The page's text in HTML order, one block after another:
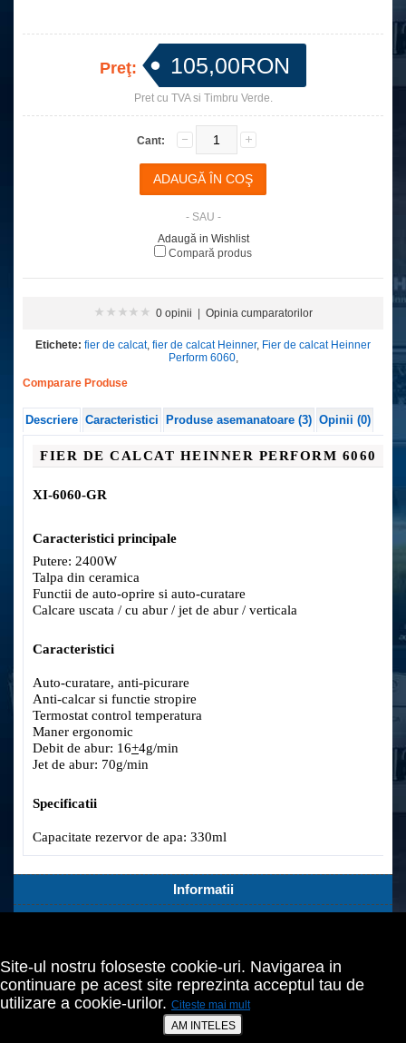
Preţ: 105,00RON
Pret cu TVA si Timbru Verde.
Cant:
- SAU -
Adaugă in Wishlist
Compară produs
0 opinii Opinia cumparatorilor
Etichete: fier de calcat, fier de calcat Heinner, Fier de calcat Heinner
Perform 6060,
Comparare Produse
Descriere Caracteristici Produse asemanatoare (3) Opinii (0)
FIER DE CALCAT HEINNER PERFORM 6060
XI-6060-GR
Caracteristici principale
Putere: 2400W
Talpa din ceramica
Functii de auto-oprire si auto-curatare
Calcare uscata / cu abur / jet de abur / verticala
Caracteristici
Auto-curatare, anti-picurare
Anti-calcar si functie stropire
Termostat control temperatura
Maner ergonomic
Debit de abur: 16+4g/min
Jet de abur: 70g/min
Specificatii
Capacitate rezervor de apa: 330ml
Informatii
Contul tău
Bucuresti,Sect.2,Agricultori nr.18
prodomo@cumperiieftin.ro
Site-ul nostru foloseste cookie-uri. Navigarea in
continuare pe acest site reprezinta acceptul tau de
utilizare a cookie-urilor. Citeste mai mult
AM INTELES